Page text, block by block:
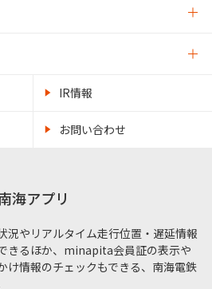
IR情報
お問い合わせ
海アプリ
況やリアルタイム走行位置・遅延情報
きるほか、minapita会員証の表示や
け情報のチェックもできる、南海電鉄